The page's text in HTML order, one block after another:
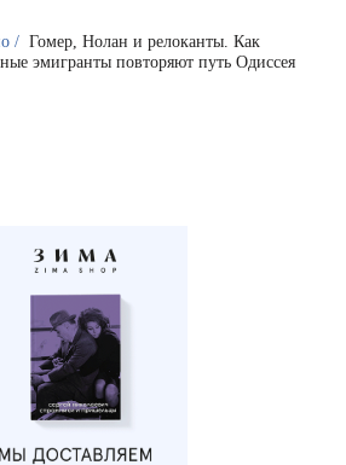
/ Гомер, Нолан и релоканты. Как
эмигранты повторяют путь Одиссея